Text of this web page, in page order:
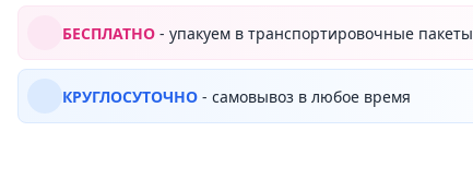
БЕСПЛАТНО - упакуем в транспортировочные пакеты
КРУГЛОСУТОЧНО - самовывоз в любое время